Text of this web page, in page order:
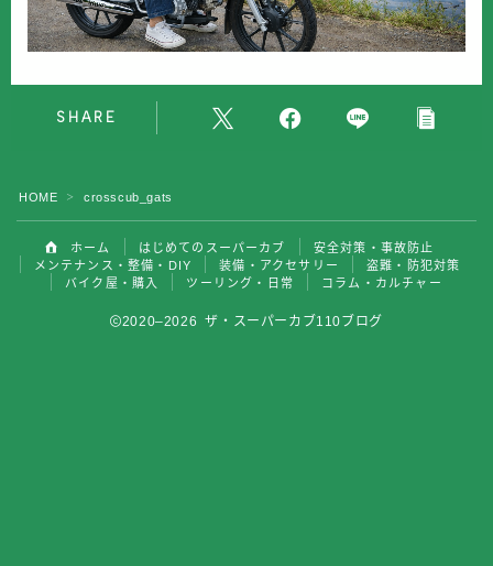
盗難・防犯対策
バイク屋・購入
コラム・カルチャー
SHARE
HOME ＞ crosscub_gats
ホーム はじめてのスーパーカブ
安全対策・事故防止
メンテナンス・整備・DIY
装備・アクセサリー
盗難・防犯対策
バイク屋・購入
ツーリング・日常 コラム・カルチャー
2020–2026 ザ・スーパーカブ110ブログ